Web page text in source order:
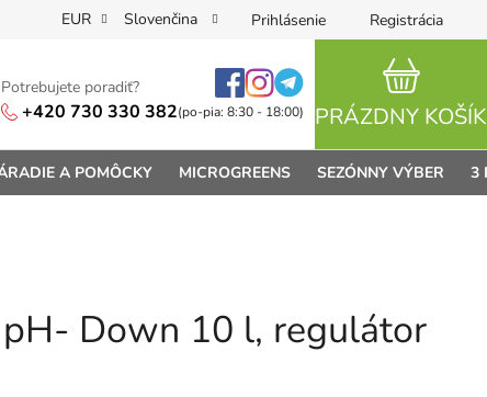
EUR Slovenčina Prihlásenie Registrácia
Potrebujete poradiť?
+420 730 330 382(po-pia: 8:30 - 18:00) PRÁZDNY KOŠÍK
A POMÔCKY MICROGREENS SEZÓNNY VÝBER 3
Down 10 l, regulátor